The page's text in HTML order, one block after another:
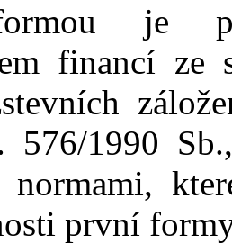
je
financí ze
576/1990
první